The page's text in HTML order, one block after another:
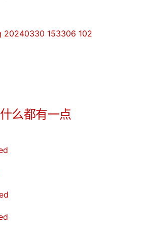
什么都有一点